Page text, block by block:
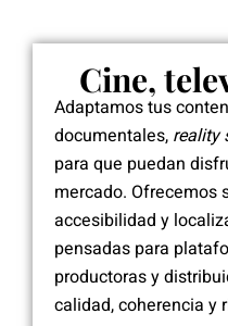
Cine,
Adaptamos tus
documentales, reality
para que puedan
mercado. Ofrecemos
accesibilidad y
pensadas para
productoras y
calidad, coherencia y